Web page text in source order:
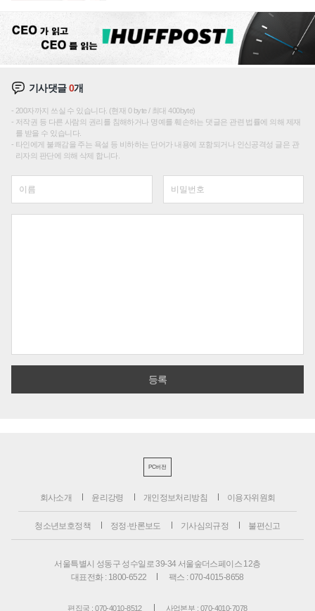
기사댓글0개
200자까지 쓰실 수 있습니다. (현재 0 byte / 최대 400byte)
저작권 등 다른 사람의 권리를 침해하거나 명예를 훼손하는 댓글은 관련 법률에 의해 제재
를 받을 수 있습니다.
타인에게 불쾌감을 주는 욕설 등 비하하는 단어가 내용에 포함되거나 인신공격성 글은 관
리자의 판단에 의해 삭제 합니다.
PC버전
회사소개 윤리강령 개인정보처리방침 이용자위원회
청소년보호정책 정정·반론보도 기사심의규정 불편신고
서울특별시 성동구 성수일로 39-34 서울숲더스페이스 12층
대표전화 : 1800-6522
팩스 : 070-4015-8658
편집국 : 070-4010-8512 사업본부 : 070-4010-7078